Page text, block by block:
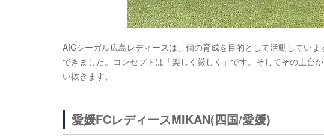
AICシーガル広島レディースは、個の育成を目的として活動してい
できました。コンセプトは「楽しく厳しく」です。そしてその土台
い抜きます。
愛媛FCレディースMIKAN(四国/愛媛)